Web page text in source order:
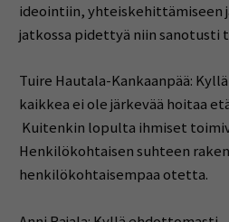
ideointiin, yhteiskehittämiseen
jatkossa pidettyä niin sanotusti
Tuire Hautala-Kankaanpää:
kaikkea ei ole järkevää hoitaa
Kuitenkin lopulta ihmiset
Henkilökohtaisen suhteen
henkilökohtaisempaa otetta.